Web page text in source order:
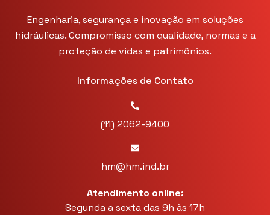
Engenharia, segurança e inovação em soluções
hidráulicas. Compromisso com qualidade, normas e a
proteção de vidas e patrimônios.
Informações de Contato
(11) 2062-9400
hm@hm.ind.br
Atendimento online:
Segunda a sexta das 9h às 17h